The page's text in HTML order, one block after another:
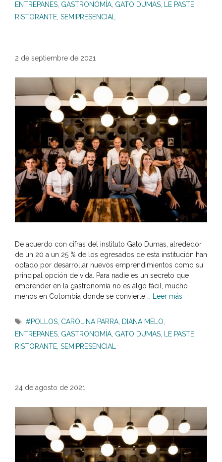
ENTREPANES, GASTRONOMÍA, GATO DUMAS, LE PASTE
RISTORANTE, SEMIPRESENCIAL
2 de septiembre de 2021
De acuerdo con cifras del instituto Gato Dumas, alrededor
de un 20 a un 25 % de los egresados de esta institución han
optado por desarrollar nuevos emprendimientos como su
principal opción de vida. Para nadie es un secreto que
emprender en la gastronomía no es algo fácil, mucho
menos en Colombia donde se convierte …
Leer más
Etiquetas
#POLLOS CAROLINA PARRA DIANA MELO
ENTREPANES GASTRONOMÍA GATO DUMAS
LE PASTE
RISTORANTE SEMIPRESENCIAL
24 de agosto de 2021